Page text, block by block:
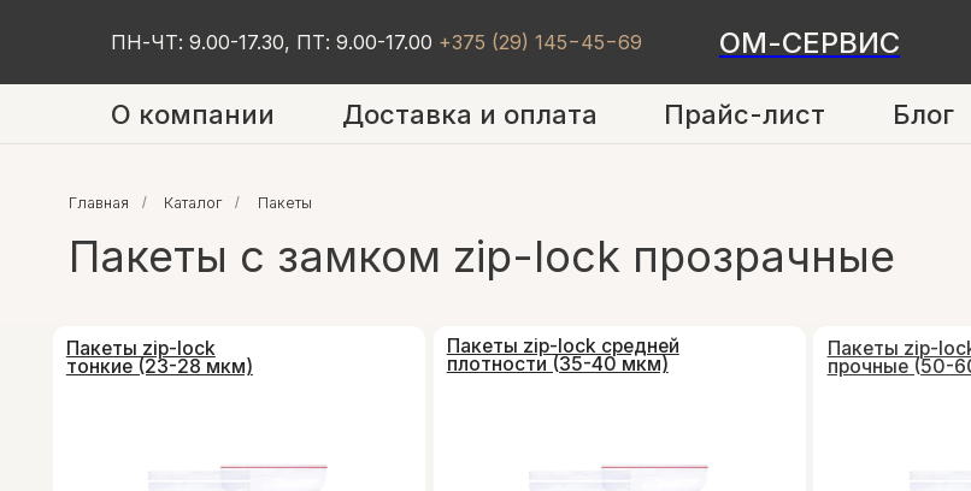
ПН-ЧТ: 9.00-17.30, ПТ: 9.00-17.00 +375 (29) 145−45−69 ОМ-СЕРВИС
О компании Доставка и оплата Прайс-лист Блог
Пакеты с замком zip-lock прозрачные